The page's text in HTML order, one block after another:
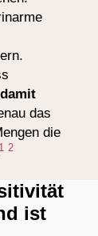
das
die
2
ist